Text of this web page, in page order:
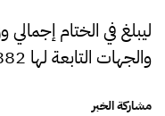
ليبلغ في الختام إجمالي
والجهات التابعة لها 687,178,882 مليون دينار.
مشاركة الخبر